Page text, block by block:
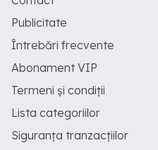
Publicitate
Întrebări frecvente
Abonament VIP
Termeni și condiții
Lista categoriilor
Siguranța tranzacțiilor